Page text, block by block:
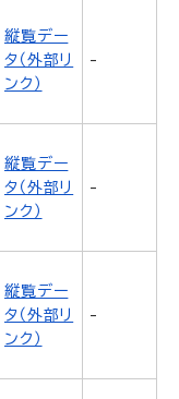
縦覧デー
タ（外部リ
ンク）
-
縦覧デー
タ（外部リ
ンク）
-
縦覧デー
タ（外部リ
ンク）
-